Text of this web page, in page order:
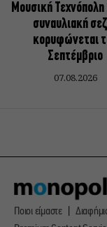
Μουσική Τεχνόπολη
συναυλιακή
κορυφώνεται
Σεπτέμβριο
07.08.2026
Ποιοι είμαστε